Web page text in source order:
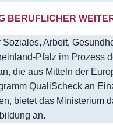
BERUFLICHER
Soziales, Arbeit,
Pfalz im Prozess
die aus Mitteln der
QualiScheck an
bietet das Ministerium
an.